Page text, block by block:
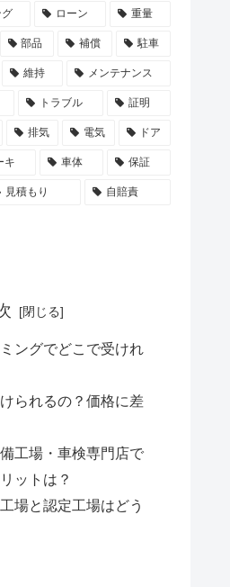
ローン 重量
部品 補償 駐車
維持 メンテナンス
トラブル 証明
排気 電気 ドア
キ 車体 保証
見積もり 自賠責
ングでどこで受けれ
られるの？価格に差
工場・車検専門店で
ットは？
場と認定工場はどう